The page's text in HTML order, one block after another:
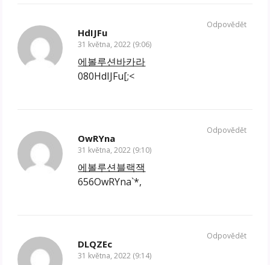
HdIJFu
31 května, 2022 (9:06)
에볼루션바카라
080HdIJFu[;<
Odpovědět
OwRYna
31 května, 2022 (9:10)
에볼루션블랙잭
656OwRYna`*,
Odpovědět
DLQZEc
31 května, 2022 (9:14)
Odpovědět